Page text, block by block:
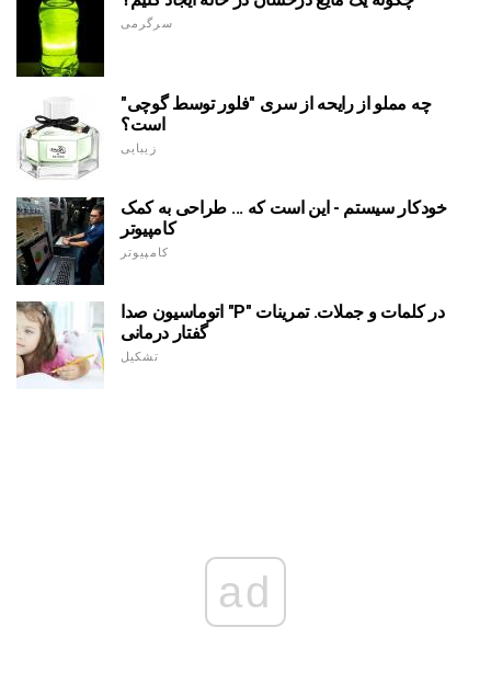
سرگرمی
چه مملو از رایحه از سری "فلور توسط گوچی"
است؟
زیبایی
خودکار سیستم - این است که ... طراحی به کمک
کامپیوتر
کامپیوتر
اتوماسیون صدا "P" در کلمات و جملات. تمرینات
گفتار درمانی
تشکیل
ad